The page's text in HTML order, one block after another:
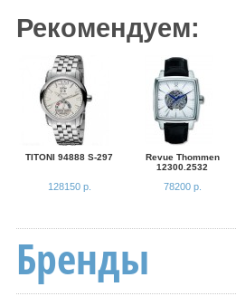
Рекомендуем:
TITONI 94888 S-297
128150 р.
Revue Thommen
12300.2532
78200 р.
Бренды